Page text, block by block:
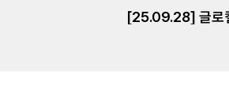
[25.09.28] 글로